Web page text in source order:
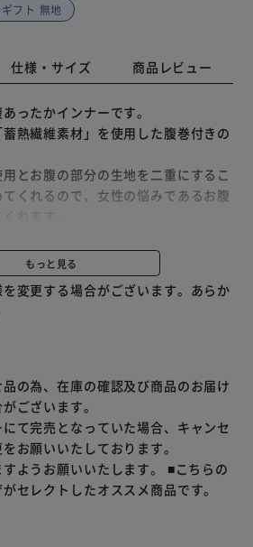
フト 無地
仕様・サイズ 商品レビュー
ったかインナーです。
熱繊維素材」を使用した腹巻付きの
用とお腹の部分の生地を二重にするこ
くれるので、女性の悩みであるお腹
よう襟ぐりは広めにカットし、8分
使いはもちろん、お家でのリラック
す。
もっと見る
変更する場合がございます。あらか
の為、在庫の確認及び商品のお届け
ございます。
て完売となっていた場合、キャンセ
お願いいたしております。
ようお願いいたします。 ■こちらの
セレクトしたオススメ商品です。